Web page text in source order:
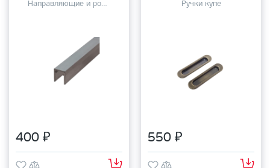
Направляющие и ролики
400 ₽
Ручки купе
550 ₽